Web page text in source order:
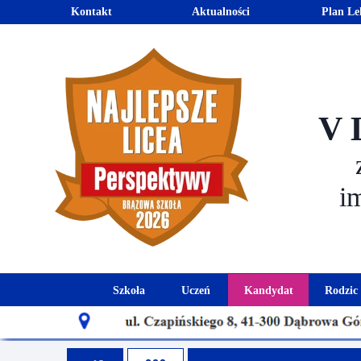
Rodzic
Szkoła
Historia szkoły
Uczeń
Kalendarz roku szkolnego
Kandydat
Aktualności dla
V
Plan
Aktualności
Kontakt